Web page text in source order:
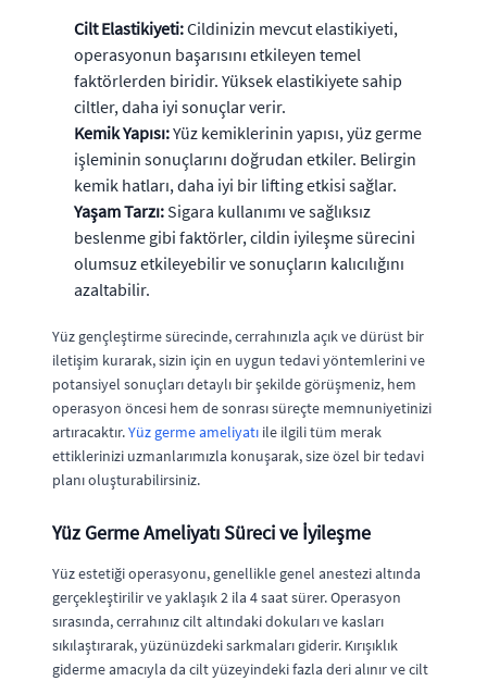
Cilt Elastikiyeti:Cildinizin mevcut elastikiyeti,
operasyonun başarısını etkileyen temel
faktörlerden biridir. Yüksek elastikiyete sahip
ciltler, daha iyi sonuçlar verir.
Kemik Yapısı:Yüz kemiklerinin yapısı, yüz germe
işleminin sonuçlarını doğrudan etkiler. Belirgin
kemik hatları, daha iyi bir lifting etkisi sağlar.
Yaşam Tarzı: Sigara kullanımı ve sağlıksız
beslenme gibi faktörler, cildin iyileşme sürecini
olumsuz etkileyebilir ve sonuçların kalıcılığını
azaltabilir.
Yüz gençleştirme sürecinde, cerrahınızla açık ve dürüst bir
iletişim kurarak, sizin için en uygun tedavi yöntemlerini ve
potansiyel sonuçları detaylı bir şekilde görüşmeniz, hem
operasyon öncesi hem de sonrası süreçte memnuniyetinizi
artıracaktır.Yüz germe ameliyatı ile ilgili tüm merak
ettiklerinizi uzmanlarımızla konuşarak, size özel bir tedavi
planı oluşturabilirsiniz.
Yüz Germe Ameliyatı Süreci ve İyileşme
Yüz estetiği operasyonu, genellikle genel anestezi altında
gerçekleştirilir ve yaklaşık 2 ila 4 saat sürer. Operasyon
sırasında, cerrahınız cilt altındaki dokuları ve kasları
sıkılaştırarak, yüzünüzdeki sarkmaları giderir. Kırışıklık
giderme amacıyla da cilt yüzeyindeki fazla deri alınır ve cilt